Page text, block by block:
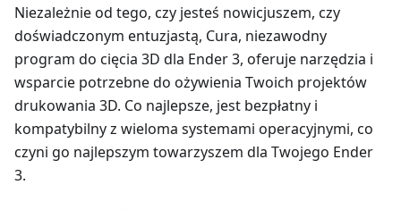
Niezależnie od tego, czy jesteś nowicjuszem, czy
doświadczonym entuzjastą, Cura, niezawodny
program do cięcia 3D dla Ender 3, oferuje narzędzia i
wsparcie potrzebne do ożywienia Twoich projektów
drukowania 3D. Co najlepsze, jest bezpłatny i
kompatybilny z wieloma systemami operacyjnymi, co
czyni go najlepszym towarzyszem dla Twojego Ender
3.